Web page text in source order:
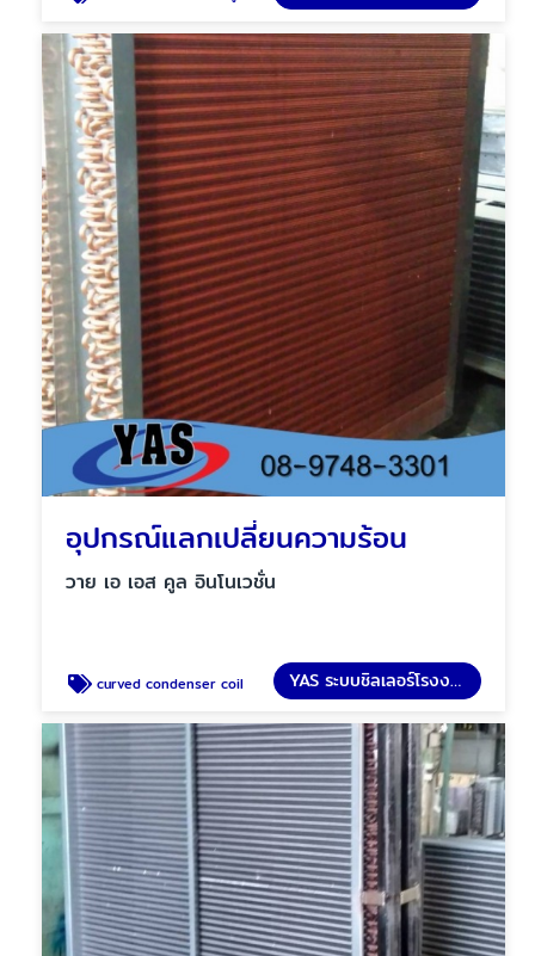
อุปกรณ์แลกเปลี่ยนความร้อน
วาย เอ เอส คูล อินโนเวชั่น
curved condenser coil YAS ระบบชิลเลอร์โรงงาน